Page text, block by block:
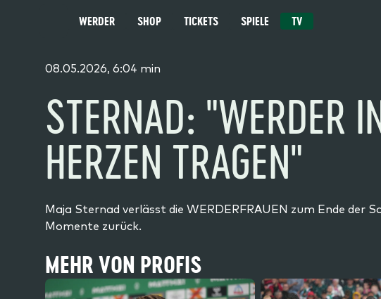
WERDER SHOP TICKETS SPIELE TV
08.05.2026, 6:04 min
STERNAD: "WERDER
HERZEN TRAGEN"
Maja Sternad verlässt die WERDERFRAUEN zum Ende der
Momente zurück.
MEHR VON PROFIS